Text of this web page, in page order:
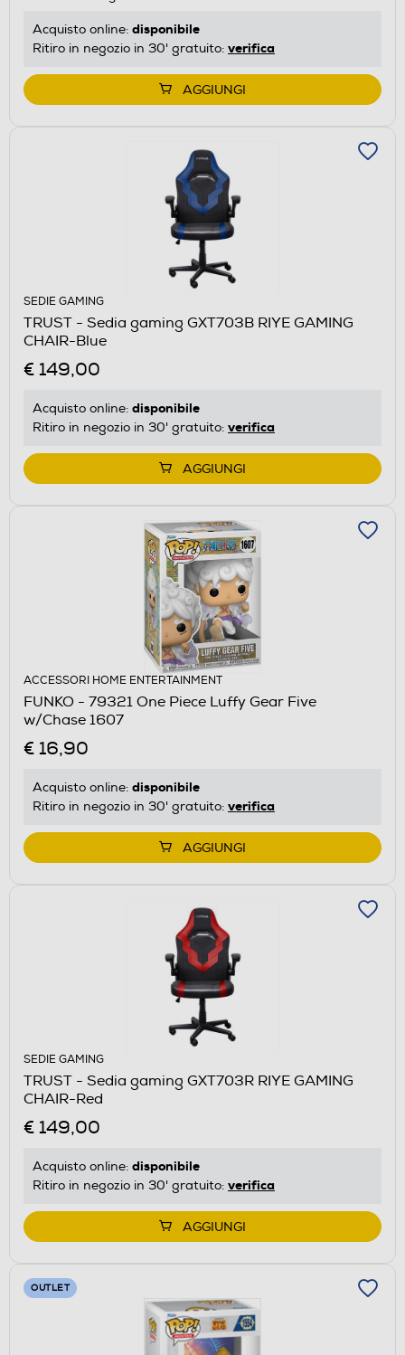
Acquisto online: disponibile
Ritiro in negozio in 30' gratuito: verifica
AGGIUNGI
SEDIE GAMING
TRUST - Sedia gaming GXT703B RIYE GAMING
CHAIR-Blue
€ 149,00
Acquisto online: disponibile
Ritiro in negozio in 30' gratuito: verifica
AGGIUNGI
ACCESSORI HOME ENTERTAINMENT
FUNKO - 79321 One Piece Luffy Gear Five
w/Chase 1607
€ 16,90
Acquisto online: disponibile
Ritiro in negozio in 30' gratuito: verifica
AGGIUNGI
SEDIE GAMING
TRUST - Sedia gaming GXT703R RIYE GAMING
CHAIR-Red
€ 149,00
Acquisto online: disponibile
Ritiro in negozio in 30' gratuito: verifica
AGGIUNGI
OUTLET